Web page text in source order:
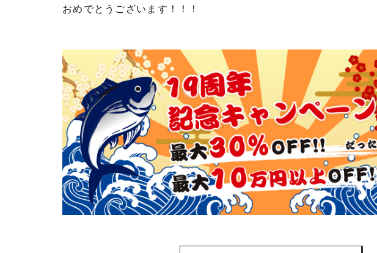
おめでとうございます！！！